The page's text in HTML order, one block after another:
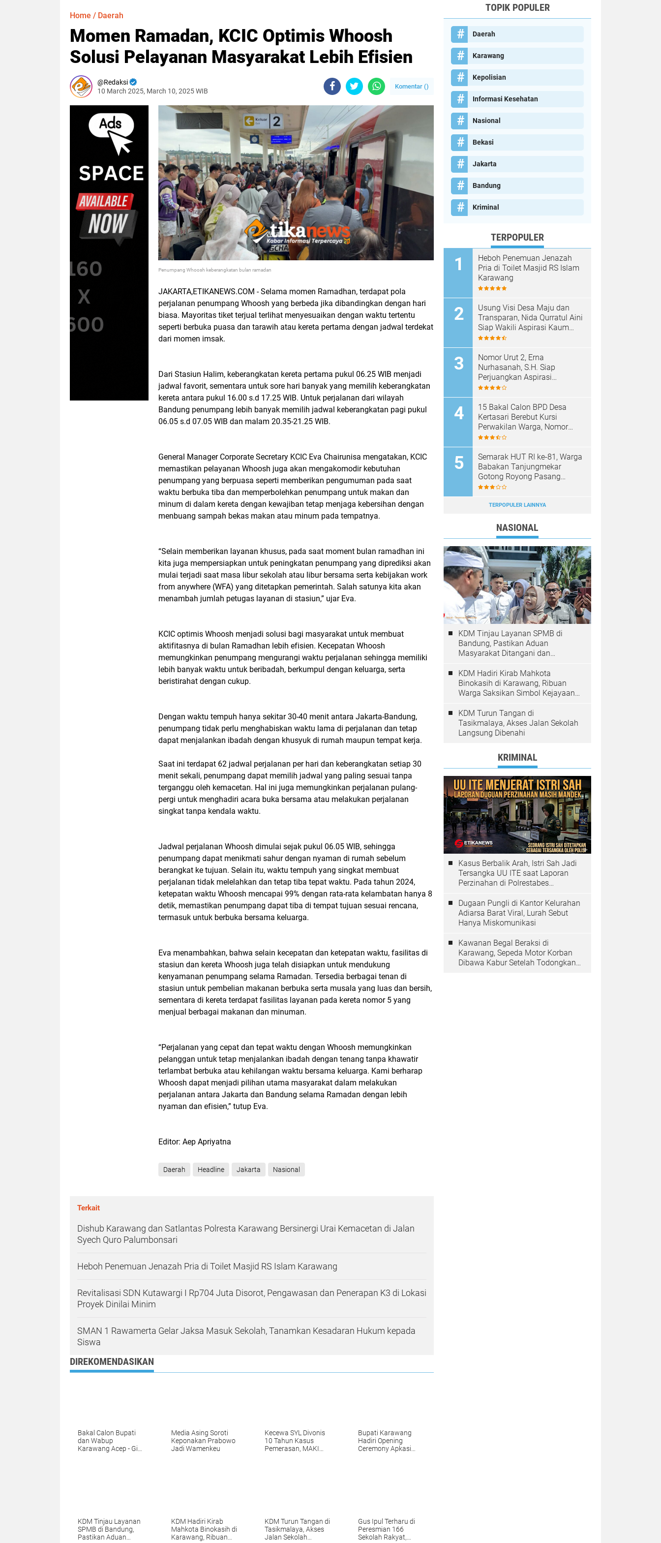
Home / Daerah
Momen Ramadan, KCIC Optimis Whoosh
Solusi Pelayanan Masyarakat Lebih Efisien
Redaksi
10 March 2025, March 10, 2025 WIB
Komentar ()
Penumpang Whoosh keberangkatan bulan ramadan
JAKARTA,ETIKANEWS.COM - Selama momen Ramadhan, terdapat pola
perjalanan penumpang Whoosh yang berbeda jika dibandingkan dengan hari
biasa. Mayoritas tiket terjual terlihat menyesuaikan dengan waktu tertentu
seperti berbuka puasa dan tarawih atau kereta pertama dengan jadwal terdekat
dari momen imsak.
Dari Stasiun Halim, keberangkatan kereta pertama pukul 06.25 WIB menjadi
jadwal favorit, sementara untuk sore hari banyak yang memilih keberangkatan
kereta antara pukul 16.00 s.d 17.25 WIB. Untuk perjalanan dari wilayah
Bandung penumpang lebih banyak memilih jadwal keberangkatan pagi pukul
06.05 s.d 07.05 WIB dan malam 20.35-21.25 WIB.
General Manager Corporate Secretary KCIC Eva Chairunisa mengatakan, KCIC
memastikan pelayanan Whoosh juga akan mengakomodir kebutuhan
penumpang yang berpuasa seperti memberikan pengumuman pada saat
waktu berbuka tiba dan memperbolehkan penumpang untuk makan dan
minum di dalam kereta dengan kewajiban tetap menjaga kebersihan dengan
menbuang sampah bekas makan atau minum pada tempatnya.
“Selain memberikan layanan khusus, pada saat moment bulan ramadhan ini
kita juga mempersiapkan untuk peningkatan penumpang yang diprediksi akan
mulai terjadi saat masa libur sekolah atau libur bersama serta kebijakan work
from anywhere (WFA) yang ditetapkan pemerintah. Salah satunya kita akan
menambah jumlah petugas layanan di stasiun,” ujar Eva.
KCIC optimis Whoosh menjadi solusi bagi masyarakat untuk membuat
aktifitasnya di bulan Ramadhan lebih efisien. Kecepatan Whoosh
memungkinkan penumpang mengurangi waktu perjalanan sehingga memiliki
lebih banyak waktu untuk beribadah, berkumpul dengan keluarga, serta
beristirahat dengan cukup.
Dengan waktu tempuh hanya sekitar 30-40 menit antara Jakarta-Bandung,
penumpang tidak perlu menghabiskan waktu lama di perjalanan dan tetap
dapat menjalankan ibadah dengan khusyuk di rumah maupun tempat kerja.
Saat ini terdapat 62 jadwal perjalanan per hari dan keberangkatan setiap 30
menit sekali, penumpang dapat memilih jadwal yang paling sesuai tanpa
terganggu oleh kemacetan. Hal ini juga memungkinkan perjalanan pulang-
pergi untuk menghadiri acara buka bersama atau melakukan perjalanan
singkat tanpa kendala waktu.
Jadwal perjalanan Whoosh dimulai sejak pukul 06.05 WIB, sehingga
penumpang dapat menikmati sahur dengan nyaman di rumah sebelum
berangkat ke tujuan. Selain itu, waktu tempuh yang singkat membuat
perjalanan tidak melelahkan dan tetap tiba tepat waktu. Pada tahun 2024,
ketepatan waktu Whoosh mencapai 99% dengan rata-rata kelambatan hanya 8
detik, memastikan penumpang dapat tiba di tempat tujuan sesuai rencana,
termasuk untuk berbuka bersama keluarga.
Eva menambahkan, bahwa selain kecepatan dan ketepatan waktu, fasilitas di
stasiun dan kereta Whoosh juga telah disiapkan untuk mendukung
kenyamanan penumpang selama Ramadan. Tersedia berbagai tenan di
stasiun untuk pembelian makanan berbuka serta musala yang luas dan bersih,
sementara di kereta terdapat fasilitas layanan pada kereta nomor 5 yang
menjual berbagai makanan dan minuman.
“Perjalanan yang cepat dan tepat waktu dengan Whoosh memungkinkan
pelanggan untuk tetap menjalankan ibadah dengan tenang tanpa khawatir
terlambat berbuka atau kehilangan waktu bersama keluarga. Kami berharap
Whoosh dapat menjadi pilihan utama masyarakat dalam melakukan
perjalanan antara Jakarta dan Bandung selama Ramadan dengan lebih
nyaman dan efisien,” tutup Eva.
Editor: Aep Apriyatna
Daerah Headline Jakarta Nasional
Terkait
Dishub Karawang dan Satlantas Polresta Karawang Bersinergi Urai Kemacetan di Jalan
Syech Quro Palumbonsari
Heboh Penemuan Jenazah Pria di Toilet Masjid RS Islam Karawang
Revitalisasi SDN Kutawargi I Rp704 Juta Disorot, Pengawasan dan Penerapan K3 di Lokasi
Proyek Dinilai Minim
SMAN 1 Rawamerta Gelar Jaksa Masuk Sekolah, Tanamkan Kesadaran Hukum kepada
Siswa
DIREKOMENDASIKAN
Bakal Calon Bupati
dan Wabup
Karawang Acep - Gina
Media Asing Soroti
Keponakan Prabowo
Jadi Wamenkeu
Kecewa SYL Divonis
10 Tahun Kasus
Pemerasan, MAKI
Bupati Karawang
Hadiri Opening
Ceremony Apkasi
KDM Tinjau Layanan
SPMB di Bandung,
Pastikan Aduan
KDM Hadiri Kirab
Mahkota Binokasih di
Karawang, Ribuan
KDM Turun Tangan di
Tasikmalaya, Akses
Jalan Sekolah
Gus Ipul Terharu di
Peresmian 166
Sekolah Rakyat,
TOPIK POPULER
Daerah
Karawang
Kepolisian
Informasi Kesehatan
Nasional
Bekasi
Jakarta
Bandung
Kriminal
TERPOPULER
Heboh Penemuan Jenazah
Pria di Toilet Masjid RS Islam
Karawang
Usung Visi Desa Maju dan
Transparan, Nida Qurratul Aini
Siap Wakili Aspirasi Kaum
Perempuan di BPD Desa
Nomor Urut 2, Erna
Nurhasanah, S.H. Siap
Perjuangkan Aspirasi
Perempuan di BPD Desa
15 Bakal Calon BPD Desa
Kertasari Berebut Kursi
Perwakilan Warga, Nomor
Urut Resmi Diundi
Semarak HUT RI ke-81, Warga
Babakan Tanjungmekar
Gotong Royong Pasang
Umbul-Umbul Merah Putih
TERPOPULER LAINNYA
NASIONAL
KDM Tinjau Layanan SPMB di
Bandung, Pastikan Aduan
Masyarakat Ditangani dan
KDM Hadiri Kirab Mahkota
Binokasih di Karawang, Ribuan
Warga Saksikan Simbol Kejayaan
KDM Turun Tangan di
Tasikmalaya, Akses Jalan Sekolah
Langsung Dibenahi
KRIMINAL
Kasus Berbalik Arah, Istri Sah Jadi
Tersangka UU ITE saat Laporan
Perzinahan di Polrestabes
Dugaan Pungli di Kantor Kelurahan
Adiarsa Barat Viral, Lurah Sebut
Hanya Miskomunikasi
Kawanan Begal Beraksi di
Karawang, Sepeda Motor Korban
Dibawa Kabur Setelah Todongkan